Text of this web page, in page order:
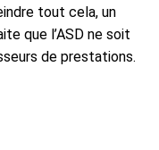
tout cela, un
que l’ASD ne soit
de prestations.